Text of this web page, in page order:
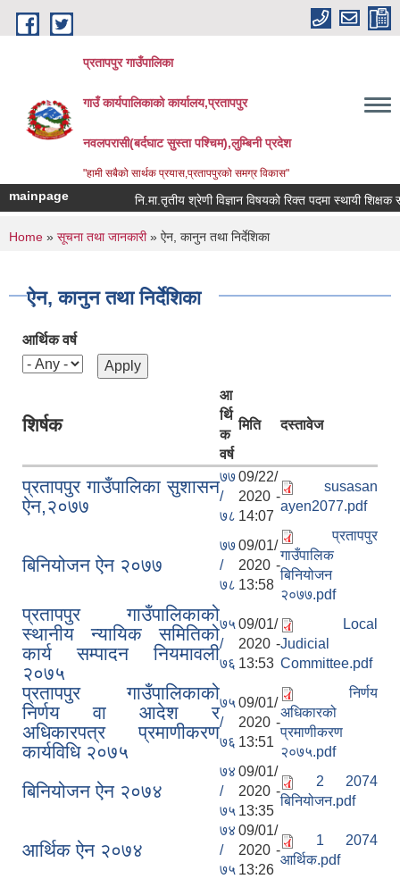
Skip to main content
प्रतापपुर गाउँपालिका
गाउँ कार्यपालिकाको कार्यालय,प्रतापपुर
नवलपरासी(बर्दघाट सुस्ता पश्चिम),लुम्बिनी प्रदेश
"हामी सबैको सार्थक प्रयास,प्रतापपुरको समग्र विकास"
mainpage नि.मा.तृतीय श्रेणी विज्ञान विषयको रिक्त पदमा स्थायी शिक्षक
You are here
Home » सूचना तथा जानकारी» ऐन, कानुन तथा निर्देशिका
ऐन, कानुन तथा निर्देशिका
आर्थिक वर्ष
शिर्षक
आ
र्थि
क
वर्ष
मिति दस्तावेज
प्रतापपुर गाउँपालिका सुशासन
ऐन,२०७७
७७
/
७८
09/22/
2020 -
14:07
susasan
ayen2077.pdf
बिनियोजन ऐन २०७७
७७
/
७८
09/01/
2020 -
13:58
प्रतापपुर
गाउँपालिक
बिनियोजन
२०७७.pdf
प्रतापपुर गाउँपालिकाको
स्थानीय न्यायिक समितिको
कार्य सम्पादन नियमावली
२०७५
७५
/
७६
09/01/
2020 -
13:53
Local
Judicial
Committee.pdf
प्रतापपुर गाउँपालिकाको
निर्णय वा आदेश र
अधिकारपत्र प्रमाणीकरण
कार्यविधि २०७५
७५
/
७६
09/01/
2020 -
13:51
निर्णय
अधिकारको
प्रमाणीकरण
२०७५.pdf
बिनियोजन ऐन २०७४
७४
/
७५
09/01/
2020 -
13:35
2 2074
बिनियोजन.pdf
आर्थिक ऐन २०७४
७४
/
७५
09/01/
2020 -
13:26
1 2074
आर्थिक.pdf